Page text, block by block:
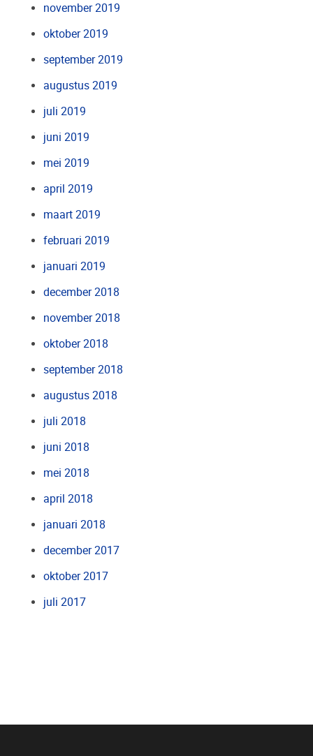
november 2019
oktober 2019
september 2019
augustus 2019
juli 2019
juni 2019
mei 2019
april 2019
maart 2019
februari 2019
januari 2019
december 2018
november 2018
oktober 2018
september 2018
augustus 2018
juli 2018
juni 2018
mei 2018
april 2018
januari 2018
december 2017
oktober 2017
juli 2017